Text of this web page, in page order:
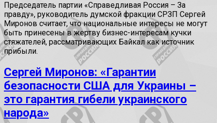
Председатель партии «Справедливая Россия – За
правду», руководитель думской фракции СРЗП Сергей
Миронов считает, что национальные интересы не могут
быть принесены в жертву бизнес-интересам кучки
стяжателей, рассматривающих Байкал как источник
прибыли.
Сергей Миронов: «Гарантии
безопасности США для Украины –
это гарантия гибели украинского
народа»